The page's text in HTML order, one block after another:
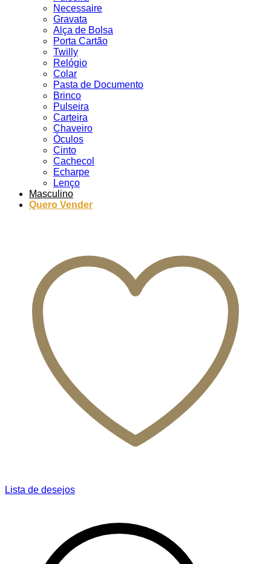
Necessaire
Gravata
Alça de Bolsa
Porta Cartão
Twilly
Relógio
Colar
Pasta de Documento
Brinco
Pulseira
Carteira
Chaveiro
Óculos
Cinto
Cachecol
Echarpe
Lenço
Masculino
Quero Vender
Lista de desejos